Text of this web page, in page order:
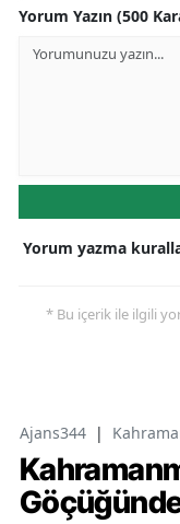
Yorum Yazın (500
Yorum yazma
* Bu içerik ile ilgili
Ajans344 |